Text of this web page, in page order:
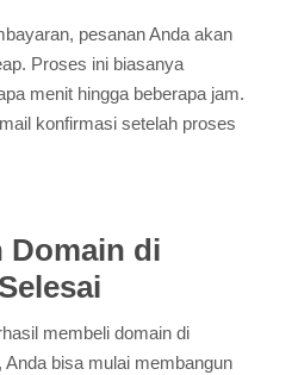
pesanan Anda akan
Proses ini biasanya
menit hingga beberapa jam.
konfirmasi setelah proses
Domain di
membeli domain di
bisa mulai membangun